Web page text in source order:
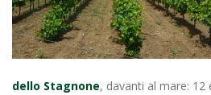
dello Stagnone, davanti al mare: 12